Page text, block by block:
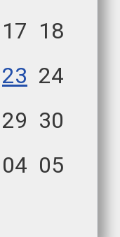
17 18
23 24
29 30
04 05